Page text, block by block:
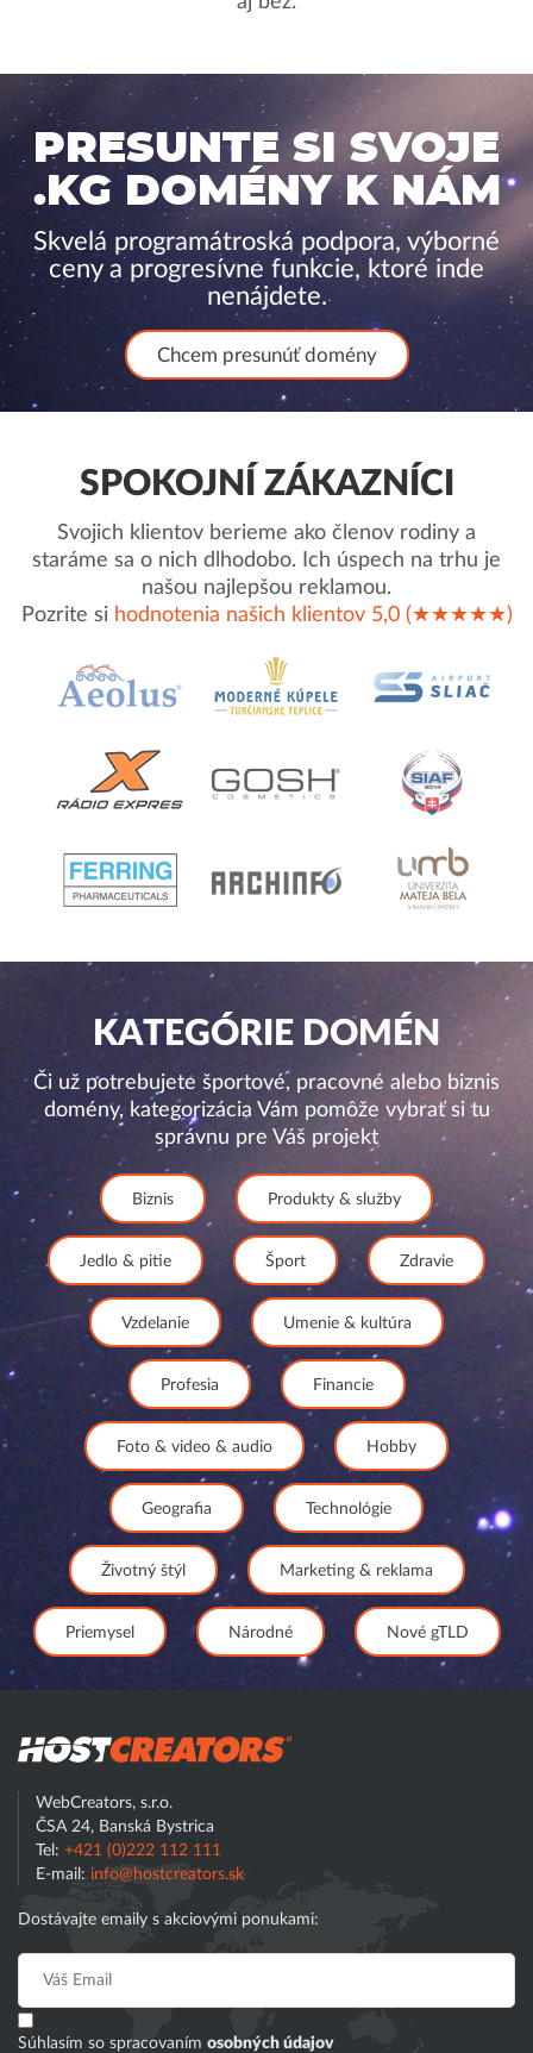
PRESUNTE SI SVOJE
.KG DOMÉNY K NÁM
Skvelá programátroská podpora, výborné
ceny a progresívne funkcie, ktoré inde
nenájdete.
Chcem presunúť domény
SPOKOJNÍ ZÁKAZNÍCI
Svojich klientov berieme ako členov rodiny a
staráme sa o nich dlhodobo. Ich úspech na trhu je
našou najlepšou reklamou.
Pozrite si hodnotenia našich klientov 5,0 (★★★★★)
KATEGÓRIE DOMÉN
Či už potrebujete športové, pracovné alebo biznis
domény, kategorizácia Vám pomôže vybrať si tu
správnu pre Váš projekt
Biznis Produkty & služby
Jedlo & pitie Šport Zdravie
Vzdelanie Umenie & kultúra
Profesia Financie
Foto & video & audio Hobby
Geografia Technológie
Životný štýl Marketing & reklama
Priemysel Národné Nové gTLD
WebCreators, s.r.o.
ČSA 24, Banská Bystrica
Tel: +421 (0)222 112 111
E-mail: info@hostcreators.sk
Dostávajte emaily s akciovými ponukami:
Súhlasím so spracovaním osobných údajov